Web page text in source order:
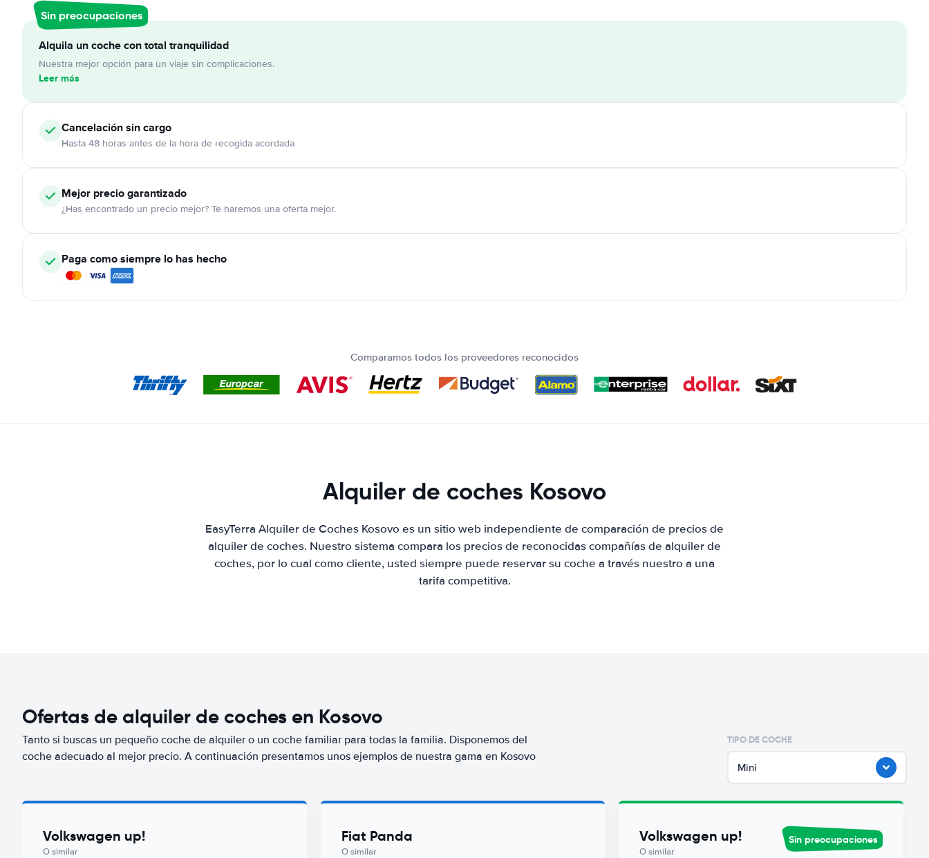
Sin preocupaciones
Alquila un coche con total tranquilidad
Nuestra mejor opción para un viaje sin complicaciones.
Leer más
Cancelaciónsin cargo
Hasta 48 horas antes de la hora de recogida acordada
Mejor precio garantizado
¿Has encontrado un precio mejor? Te haremos una oferta mejor.
Paga como siempre lo has hecho
Comparamos todos los proveedores reconocidos
Alquiler de coches Kosovo
EasyTerra Alquiler de Coches Kosovo es un sitio web independiente de comparación de precios de
alquiler de coches. Nuestro sistema compara los precios de reconocidas compañías de alquiler de
coches, por lo cual como cliente, usted siempre puede reservar su coche a través nuestro a una
tarifa competitiva.
Ofertas de alquiler de coches en Kosovo
Tanto si buscas un pequeño coche de alquiler o un coche familiar para todas la familia. Disponemos del
coche adecuado al mejor precio. A continuación presentamos unos ejemplos de nuestra gama en Kosovo
TIPO DE COCHE
Mini
Volkswagen up!
O similar
Fiat Panda
O similar
Volkswagen up!
O similar
Sin preocupaciones